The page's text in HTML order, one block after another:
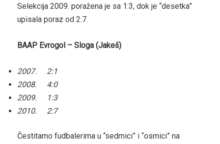
Selekcija 2009. poražena je sa 1:3, dok je “desetka”
upisala poraz od 2:7.
BAAP Evrogol – Sloga (Jakeš)
2007. 2:1
2008. 4:0
2009. 1:3
2010. 2:7
Čestitamo fudbalerima u “sedmici” i “osmici” na